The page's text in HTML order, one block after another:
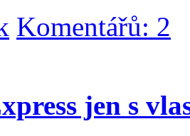
Komentářů: 2
jen s